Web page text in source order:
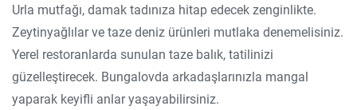
Urla mutfağı, damak tadınıza hitap edecek zenginlikte.
Zeytinyağlılar ve taze deniz ürünleri mutlaka denemelisiniz.
Yerel restoranlarda sunulan taze balık, tatilinizi
güzelleştirecek. Bungalovda arkadaşlarınızla mangal
yaparak keyifli anlar yaşayabilirsiniz.